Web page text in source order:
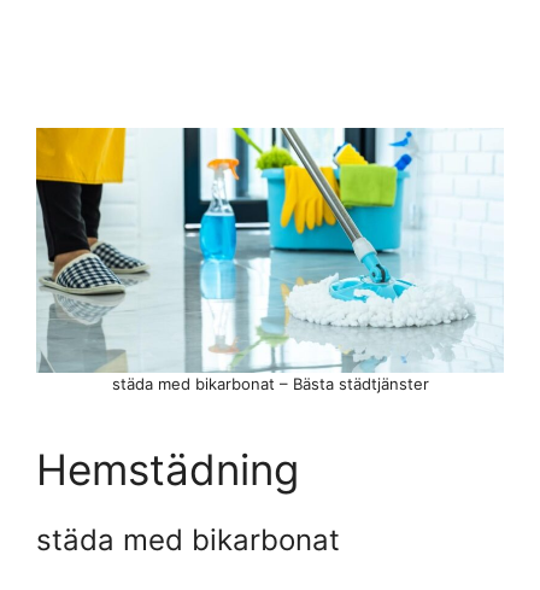
städa med bikarbonat – Bästa städtjänster
Hemstädning
städa med bikarbonat